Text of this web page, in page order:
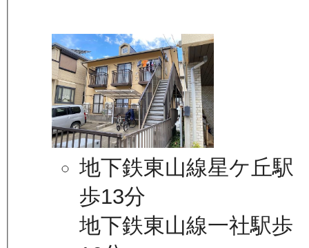
地下鉄東山線星ケ丘駅
歩13分
地下鉄東山線一社駅歩